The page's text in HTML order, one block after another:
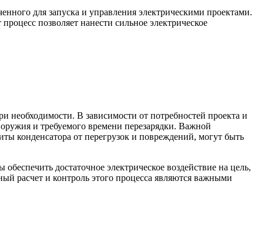
для запуска и управления электрическими проектами.
позволяет нанести сильное электрическое
необходимости. В зависимости от потребностей проекта и
и требуемого времени перезарядки. Важной
конденсатора от перегрузок и повреждений, могут быть
достаточное электрическое воздействие на цель,
расчет и контроль этого процесса являются важными